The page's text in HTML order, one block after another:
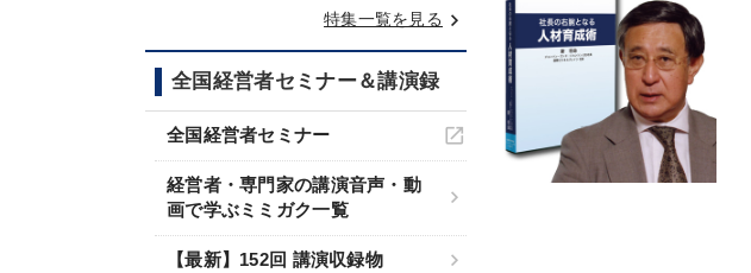
特集一覧を見る keyboard_arrow_right
全国経営者セミナー＆講演録
全国経営者セミナー
経営者・専門家の講演音声・動
画で学ぶミミガク一覧
【最新】152回 講演収録物